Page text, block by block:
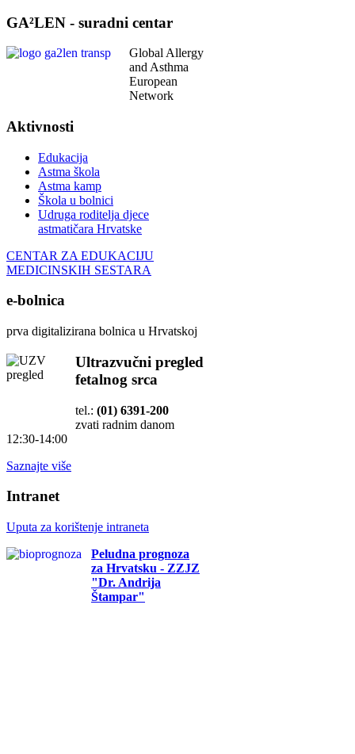
GA²LEN - suradni centar
Global Allergy
and Asthma
European
Network
Aktivnosti
Edukacija
Astma škola
Astma kamp
Škola u bolnici
Udruga roditelja djece
astmatičara Hrvatske
CENTAR ZA EDUKACIJU
MEDICINSKIH SESTARA
e-bolnica
prva digitalizirana bolnica u Hrvatskoj
Ultrazvučni pregled
fetalnog srca
tel.: (01) 6391-200
zvati radnim danom
12:30-14:00
Saznajte više
Intranet
Uputa za korištenje intraneta
Peludna prognoza
za Hrvatsku - ZZJZ
"Dr. Andrija
Štampar"